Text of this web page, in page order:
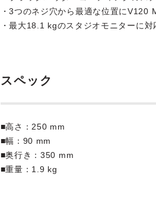
・3つのネジ穴から最適な位置にV120
・最大18.1 kgのスタジオモニターに対
スペック
■高さ：250 mm
■幅：90 mm
■奥行き：350 mm
■重量：1.9 kg